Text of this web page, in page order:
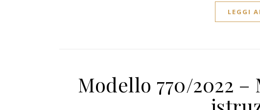
LEGGI
Modello 770/2022